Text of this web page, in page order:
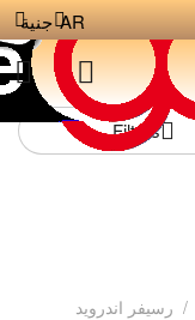
جنية AR
Filters
/ رسيفر اندرويد